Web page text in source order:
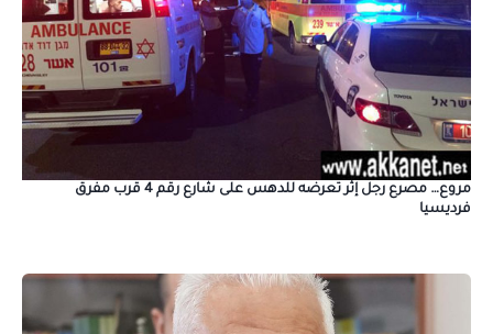
مروع… مصرع رجل إثر تعرضه للدهس على شارع رقم 4 قرب مفرق
فرديسيا